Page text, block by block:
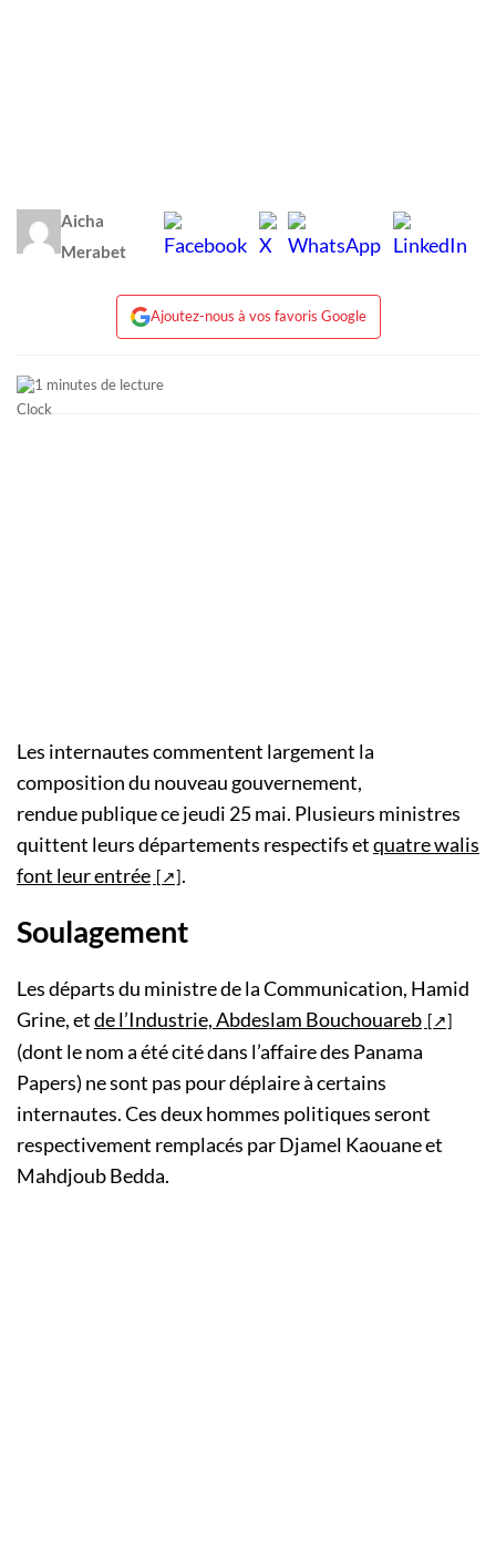
Aicha
Merabet
Ajoutez-nous à vos favoris Google
1 minutes de lecture
Les internautes commentent largement la
composition du nouveau gouvernement,
rendue publique ce jeudi 25 mai. Plusieurs ministres
quittent leurs départements respectifs etquatre walis
font leur entrée
.
Soulagement
Les départs du ministre de la Communication, Hamid
Grine, etde l’Industrie, Abdeslam Bouchouareb
(dont le nom a été cité dans l’affaire des Panama
Papers) ne sont pas pour déplaire à certains ​
internautes. Ces deux hommes politiques seront
respectivement remplacés par Djamel Kaouane et
Mahdjoub Bedda.